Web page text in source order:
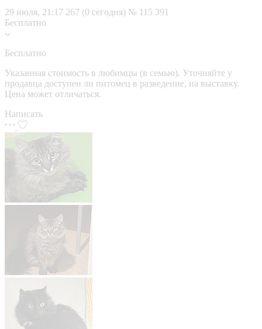
29 июля, 21:17 267 (0 сегодня) № 115 391
Бесплатно
Бесплатно
Указанная стоимость в любимцы (в семью). Уточняйте у
продавца доступен ли питомец в разведение, на выставку.
Цена может отличаться.
Написать